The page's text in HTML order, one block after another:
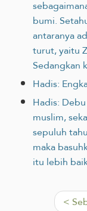
bumi.
antaranya
turut, yaitu
Sedangkan
Hadis:
Hadis:
muslim,
sepuluh
maka
itu lebih
<